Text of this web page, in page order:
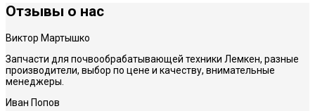
Отзывы о нас
Виктор Мартышко
Запчасти для почвообрабатывающей техники Лемкен, разные
производители, выбор по цене и качеству, внимательные
менеджеры.
Иван Попов